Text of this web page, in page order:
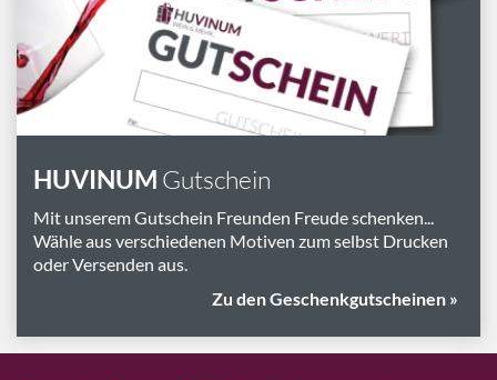
HUVINUM Gutschein
Mit unserem Gutschein Freunden Freude schenken...
Wähle aus verschiedenen Motiven zum selbst Drucken
oder Versenden aus.
Zu den Geschenkgutscheinen »